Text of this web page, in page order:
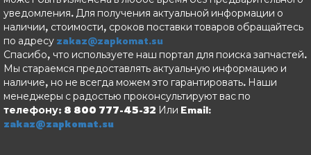
уведомления. Для получения актуальной информации о
наличии, стоимости, сроков поставки товаров обращайтесь
по адресу zakaz@zapkomat.su
Спасибо, что используете наш портал для поиска запчастей.
Мы стараемся предоставлять актуальную информацию и
наличие, но не всегда можем это гарантировать. Наши
менеджеры с радостью проконсультируют вас по
телефону: 8 800 777-45-32 Или Email:
zakaz@zapkomat.su